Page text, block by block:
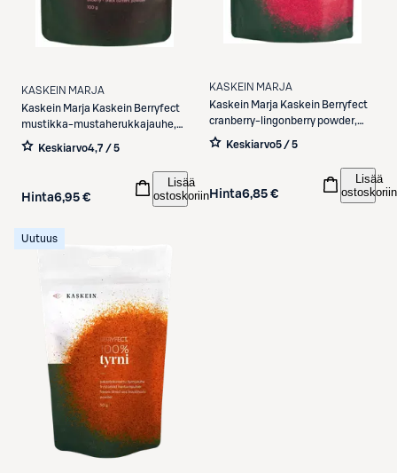
KASKEIN MARJA
Kaskein Marja Kaskein Berryfect
mustikka-mustaherukkajauhe,
ilmakuivattu, lisäaineeton 100 g
Keskiarvo4,7 / 5
Hinta6,95 €
Lisää
ostoskoriin
KASKEIN MARJA
Kaskein Marja Kaskein Berryfect
cranberry-lingonberry powder,
air-dried, no additives 100 g
Keskiarvo5 / 5
Hinta6,85 €
Lisää
ostoskoriin
Uutuus